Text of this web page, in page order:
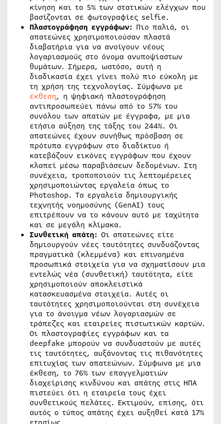
κίνηση και το 5% των στατικών ελέγχων που
βασίζονται σε φωτογραφίες selfie.
Πλαστογράφηση εγγράφων: Πιο παλιά, οι
απατεώνες χρησιμοποιούσαν πλαστά
διαβατήρια για να ανοίγουν νέους
λογαριασμούς στο όνομα ανυποψίαστων
θυμάτων. Σήμερα, ωστόσο, αυτή η
διαδικασία έχει γίνει πολύ πιο εύκολη με
τη χρήση της τεχνολογίας. Σύμφωνα με
έκθεση, η ψηφιακή πλαστογράφηση
αντιπροσωπεύει πάνω από το 57% του
συνόλου των απατών με έγγραφα, με μια
ετήσια αύξηση της τάξης του 244%. Οι
απατεώνες έχουν συνήθως πρόσβαση σε
πρότυπα εγγράφων στο διαδίκτυο ή
κατεβάζουν εικόνες εγγράφων που έχουν
κλαπεί μέσω παραβιάσεων δεδομένων. Στη
συνέχεια, τροποποιούν τις λεπτομέρειες
χρησιμοποιώντας εργαλεία όπως το
Photoshop. Τα εργαλεία δημιουργικής
τεχνητής νοημοσύνης (GenAI) τους
επιτρέπουν να το κάνουν αυτό με ταχύτητα
και σε μεγάλη κλίμακα.
Συνθετική απάτη: Οι απατεώνες είτε
δημιουργούν νέες ταυτότητες συνδυάζοντας
πραγματικά (κλεμμένα) και επινοημένα
προσωπικά στοιχεία για να σχηματίσουν μια
εντελώς νέα (συνθετική) ταυτότητα, είτε
χρησιμοποιούν αποκλειστικά
κατασκευασμένα στοιχεία. Αυτές οι
ταυτότητες χρησιμοποιούνται στη συνέχεια
για το άνοιγμα νέων λογαριασμών σε
τράπεζες και εταιρείες πιστωτικών καρτών.
Οι πλαστογραφίες εγγράφων και τα
deepfake μπορούν να συνδυαστούν με αυτές
τις ταυτότητες, αυξάνοντας τις πιθανότητες
επιτυχίας των απατεώνων. Σύμφωνα με μια
έκθεση, το 76% των επαγγελματιών
διαχείρισης κινδύνου και απάτης στις ΗΠΑ
πιστεύει ότι η εταιρεία τους έχει
συνθετικούς πελάτες. Εκτιμούν, επίσης, ότι
αυτός ο τύπος απάτης έχει αυξηθεί κατά 17%